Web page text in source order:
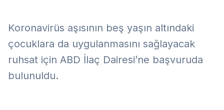
Koronavirüs aşısının beş yaşın altındaki
çocuklara da uygulanmasını sağlayacak
ruhsat için ABD İlaç Dairesi’ne başvuruda
bulunuldu.